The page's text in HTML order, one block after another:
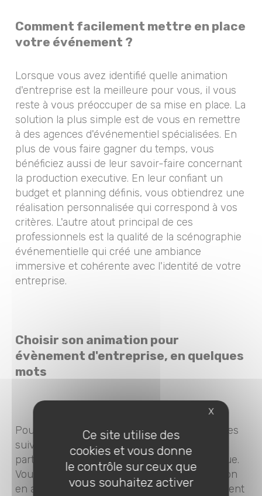
Comment facilement mettre en place
votre événement ?
Lorsque vous avez identifié quelle animation
d'entreprise est la meilleure pour vous, il vous
reste à vous préoccuper de sa mise en place. La
solution la plus simple est de vous en remettre
à des agences d'événementiel spécialisées. En
plus de vous faire gagner du temps, vous
bénéficiez aussi de leur savoir-faire concernant
la production executive. En leur confiant un
budget et planning définis, vous obtiendrez une
réalisation personnalisée qui correspond à vos
critères. L'autre atout principal de ces
professionnels est la qualité de la scénographie
événementielle qui créé une ambiance
immersive et cohérente avec l'identité de votre
entreprise.
Choisir son animation pour
évènement d'entreprise, en quelques
mots
Pour faire votre choix, ayez en tête les critères
suivants : le but de l'évènement, le profil des
participants et l'aspect budgétaire et logistique.
Vous pourrez ainsi sélectionner une animation
en adéquation avec les objectifs de l'événement
X
Ce site utilise des
cookies et vous donne
le contrôle sur ceux que
vous souhaitez activer